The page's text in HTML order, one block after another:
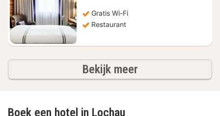
Gratis Wi-Fi
Restaurant
Bekijk meerhotels
Boek een hotel in Lochau